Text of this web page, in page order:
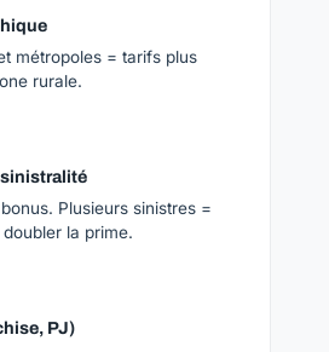
métropoles = tarifs plus
rurale.
Plusieurs sinistres =
la prime.
PJ)